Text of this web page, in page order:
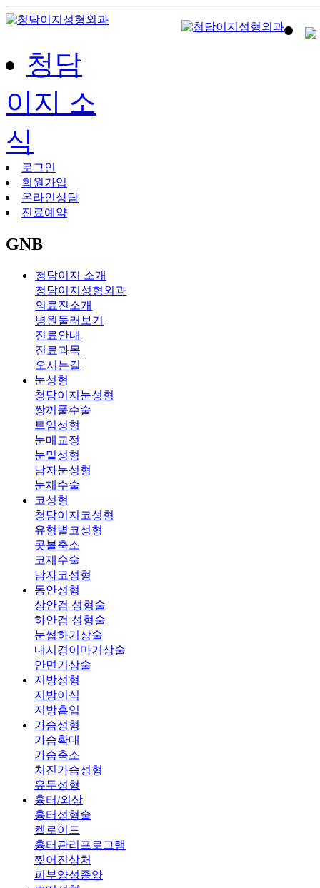
청담
이지 소
식
로그인
회원가입
온라인상담
진료예약
GNB
청담이지 소개
청담이지성형외과
의료진소개
병원둘러보기
진료안내
진료과목
오시는길
눈성형
청담이지눈성형
쌍꺼풀수술
트임성형
눈매교정
눈밑성형
남자눈성형
눈재수술
코성형
청담이지코성형
유형별코성형
콧볼축소
코재수술
남자코성형
동안성형
상안검 성형술
하안검 성형술
눈썹하거상술
내시경이마거상술
안면거상술
지방성형
지방이식
지방흡입
가슴성형
가슴확대
가슴축소
처진가슴성형
유두성형
흉터/외상
흉터성형술
켈로이드
흉터관리프로그램
찢어진상처
피부양성종양